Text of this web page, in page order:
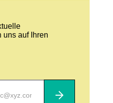
uns auf Ihren
Abonnieren